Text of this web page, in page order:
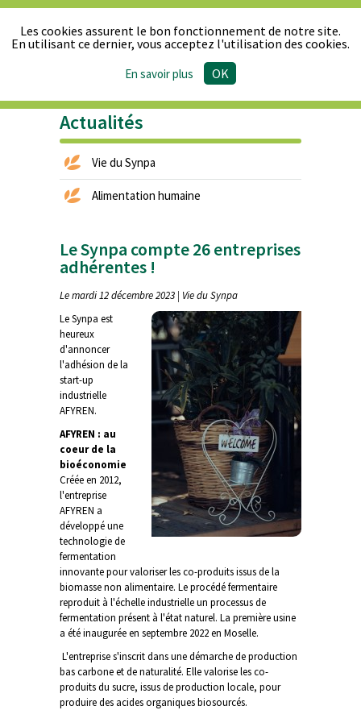
& Réglementation
Actualités Publications
Actualités
Vie du Synpa
Alimentation humaine
Le Synpa compte 26 entreprises
adhérentes !
Le mardi 12 décembre 2023 | Vie du Synpa
Le Synpa est
heureux
d'annoncer
l'adhésion de la
start-up
industrielle
AFYREN.
AFYREN : au
coeur de la
bioéconomie
Créée en 2012,
l'entreprise
AFYREN a
développé une
technologie de
fermentation
innovante pour valoriser les co-produits issus de la
biomasse non alimentaire. Le procédé fermentaire
reproduit à l'échelle industrielle un processus de
fermentation présent à l'état naturel. La première usine
a été inaugurée en septembre 2022 en Moselle.
L'entreprise s'inscrit dans une démarche de production
bas carbone et de naturalité. Elle valorise les co-
produits du sucre, issus de production locale, pour
produire des acides organiques biosourcés.
Les cookies assurent le bon fonctionnement de notre site.
En utilisant ce dernier, vous acceptez l'utilisation des cookies.
En savoir plus OK